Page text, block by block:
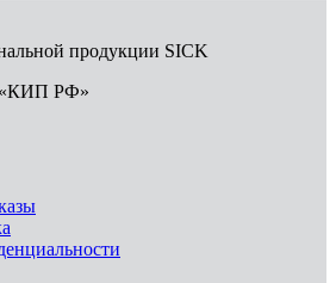
продукции SICK
«КИП РФ»